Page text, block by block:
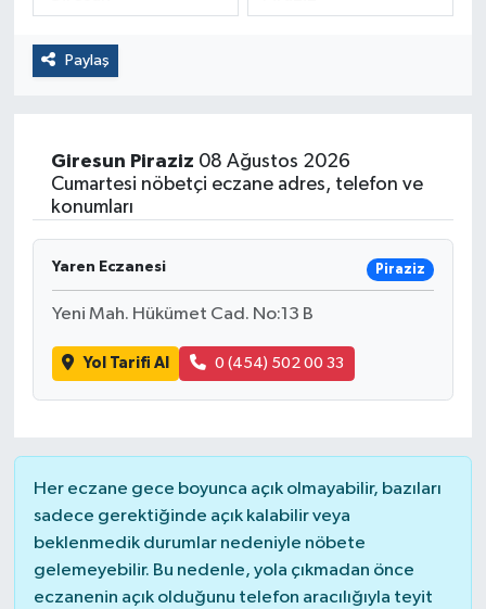
Paylaş
Giresun Piraziz 08 Ağustos 2026
Cumartesi nöbetçi eczane adres, telefon ve
konumları
Yaren Eczanesi Piraziz
Yeni Mah. Hükümet Cad. No:13 B
Yol Tarifi Al 0 (454) 502 00 33
Her eczane gece boyunca açık olmayabilir, bazıları
sadece gerektiğinde açık kalabilir veya
beklenmedik durumlar nedeniyle nöbete
gelemeyebilir. Bu nedenle, yola çıkmadan önce
eczanenin açık olduğunu telefon aracılığıyla teyit
Yaşam
Çalışma Hayatı
Kadın
Yurt